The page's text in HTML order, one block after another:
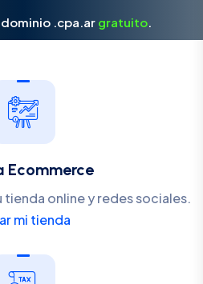
.cpa.ar gratuito.
Ecommerce
online y redes sociales.
mi tienda